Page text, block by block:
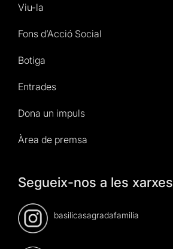
Viu-la
Fons d’Acció Social
Botiga
Entrades
Dona un impuls
Àrea de premsa
Segueix-nos a les xarxes
basilicasagradafamilia